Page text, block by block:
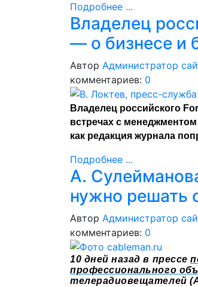
Подробнее ...
Владелец
— о бизнесе и
Автор Администратор
комментариев: 0
Владелец российского
встречах с
как редакция журнала
Подробнее ...
А.
нужно решать
Автор Администратор
комментариев: 0
10 дней назад в прессе
профессионального
телерадиовещателей